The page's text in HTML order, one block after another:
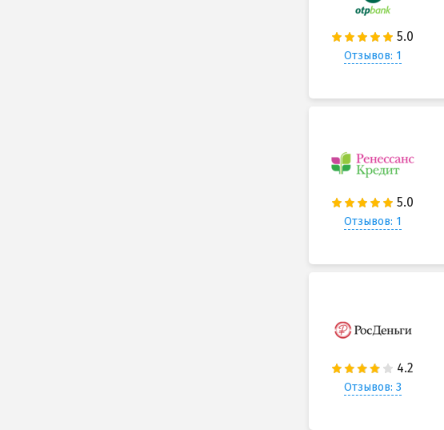
Отзывов: 1
Отзывов: 1
Отзывов: 3